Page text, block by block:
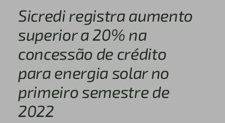
Sicredi registra aumento
superior a 20% na
concessão de crédito
para energia solar no
primeiro semestre de
2022